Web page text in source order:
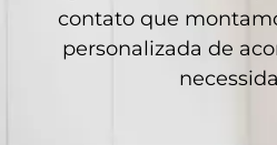
contato que
personalizada de